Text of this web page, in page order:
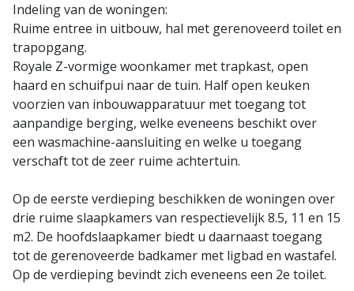
Indeling van de woningen:
Ruime entree in uitbouw, hal met gerenoveerd toilet en
trapopgang.
Royale Z-vormige woonkamer met trapkast, open
haard en schuifpui naar de tuin. Half open keuken
voorzien van inbouwapparatuur met toegang tot
aanpandige berging, welke eveneens beschikt over
een wasmachine-aansluiting en welke u toegang
verschaft tot de zeer ruime achtertuin.
Op de eerste verdieping beschikken de woningen over
drie ruime slaapkamers van respectievelijk 8.5, 11 en 15
m2. De hoofdslaapkamer biedt u daarnaast toegang
tot de gerenoveerde badkamer met ligbad en wastafel.
Op de verdieping bevindt zich eveneens een 2e toilet.